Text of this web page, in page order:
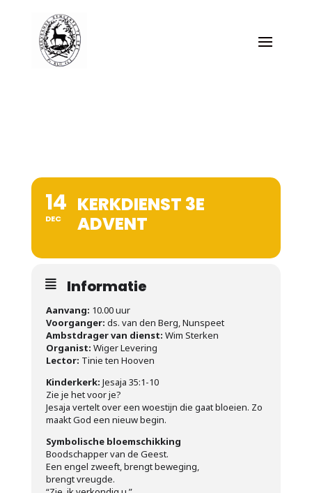
14
DEC
KERKDIENST 3E
ADVENT
Informatie
Aanvang: 10.00 uur
Voorganger: ds. van den Berg, Nunspeet
Ambstdrager van dienst: Wim Sterken
Organist: Wiger Levering
Lector: Tinie ten Hooven
Kinderkerk: Jesaja 35:1-10
Zie je het voor je?
Jesaja vertelt over een woestijn die gaat bloeien. Zo
maakt God een nieuw begin.
Symbolische bloemschikking
Boodschapper van de Geest.
Een engel zweeft, brengt beweging,
brengt vreugde.